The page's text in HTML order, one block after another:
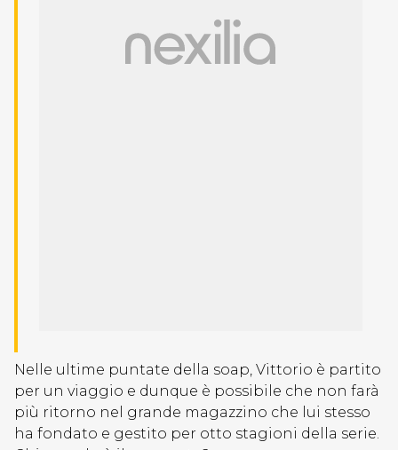
Nelle ultime puntate della soap, Vittorio è partito
per un viaggio e dunque è possibile che non farà
più ritorno nel grande magazzino che lui stesso
ha fondato e gestito per otto stagioni della serie.